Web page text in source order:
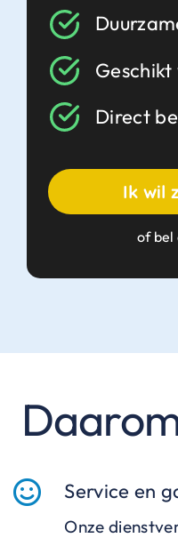
Direct
Ik wil
of bel
Service en
Onze